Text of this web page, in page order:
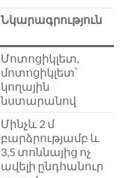
Նկարագրություն
Մոտոցիկլետ,
մոտոցիկլետ՝
կողային
նստարանով
Մինչև 2 մ
բարձրությամբ և
3,5 տոննայից ոչ
ավելի ընդհանուր